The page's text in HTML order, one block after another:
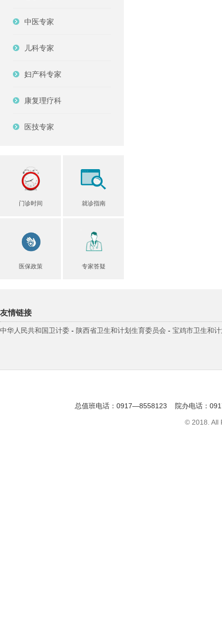
中医专家
儿科专家
妇产科专家
康复理疗科
医技专家
门诊时间 就诊指南
医保政策 专家答疑
友情链接
中华人民共和国卫计委 - 陕西省卫生和计划生育委员会 - 宝鸡市卫生和
总值班电话：0917—8558123 院办电话：
© 2018. All